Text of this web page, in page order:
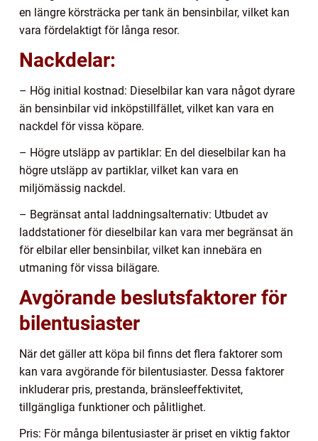
en längre körsträcka per tank än bensinbilar, vilket kan
vara fördelaktigt för långa resor.
Nackdelar:
– Hög initial kostnad: Dieselbilar kan vara något dyrare
än bensinbilar vid inköpstillfället, vilket kan vara en
nackdel för vissa köpare.
– Högre utsläpp av partiklar: En del dieselbilar kan ha
högre utsläpp av partiklar, vilket kan vara en
miljömässig nackdel.
– Begränsat antal laddningsalternativ: Utbudet av
laddstationer för dieselbilar kan vara mer begränsat än
för elbilar eller bensinbilar, vilket kan innebära en
utmaning för vissa bilägare.
Avgörande beslutsfaktorer för
bilentusiaster
När det gäller att köpa bil finns det flera faktorer som
kan vara avgörande för bilentusiaster. Dessa faktorer
inkluderar pris, prestanda, bränsleeffektivitet,
tillgängliga funktioner och pålitlighet.
Pris: För många bilentusiaster är priset en viktig faktor